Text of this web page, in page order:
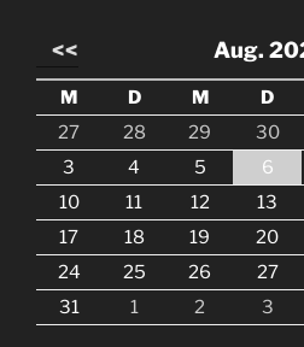
<< Aug.
M D M D
27
28 29 30
3
4 5 6
10
11 12 13
17
18 19 20
24
25 26 27
31
1 2 3